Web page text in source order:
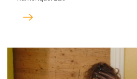
Lire
l'article